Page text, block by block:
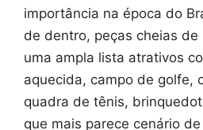
importância na época do
de dentro, peças cheias
uma ampla lista atrativos
aquecida, campo de golfe,
quadra de tênis,
que mais parece cenário